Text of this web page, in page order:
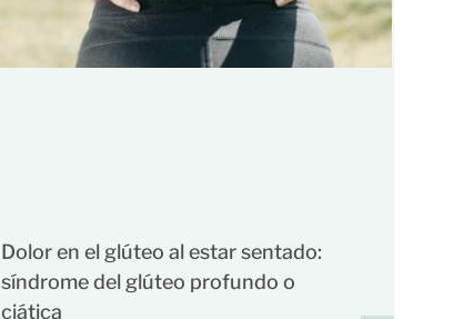
Dolor en el glúteo al estar sentado:
síndrome del glúteo profundo o
ciática